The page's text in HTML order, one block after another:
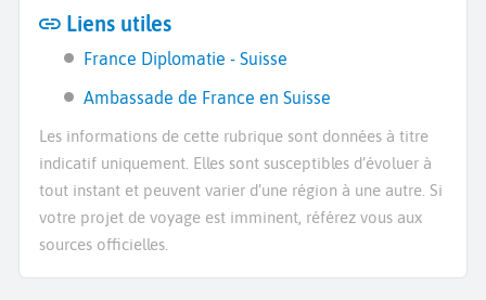
Liens utiles
France Diplomatie - Suisse
Ambassade de France en Suisse
Les informations de cette rubrique sont données à titre
indicatif uniquement. Elles sont susceptibles d’évoluer à
tout instant et peuvent varier d’une région à une autre. Si
votre projet de voyage est imminent, référez vous aux
sources officielles.